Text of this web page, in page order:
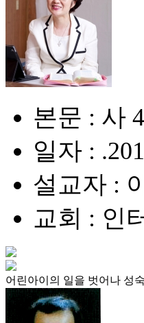
본문 : 사
일자 :
설교자 :
교회 : 인
어린아이의 일을 벗어나 성